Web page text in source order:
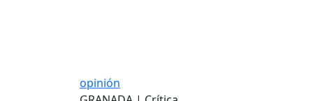
opinión